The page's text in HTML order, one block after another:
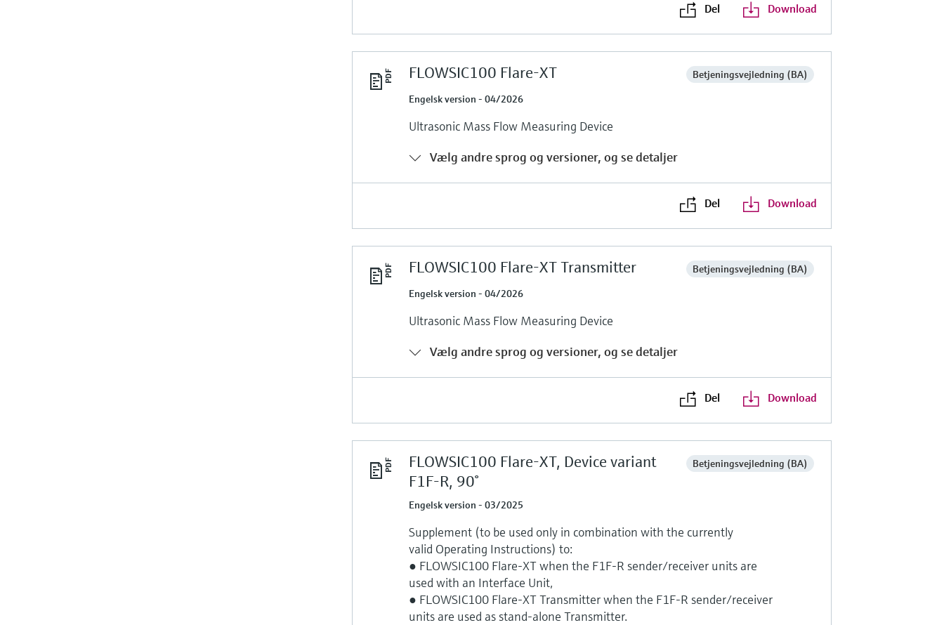
Del Download
FLOWSIC100 Flare-XT
Betjeningsvejledning (BA)
Engelsk version - 04/2026
Ultrasonic Mass Flow Measuring Device
Vælg andre sprog og versioner, og se detaljer
Del Download
FLOWSIC100 Flare-XT Transmitter
Betjeningsvejledning (BA)
Engelsk version - 04/2026
Ultrasonic Mass Flow Measuring Device
Vælg andre sprog og versioner, og se detaljer
Del Download
FLOWSIC100 Flare-XT, Device variant
F1F-R, 90°
Betjeningsvejledning (BA)
Engelsk version - 03/2025
Supplement (to be used only in combination with the currently
valid Operating Instructions) to:
● FLOWSIC100 Flare-XT when the F1F-R sender/receiver units are
used with an Interface Unit,
● FLOWSIC100 Flare-XT Transmitter when the F1F-R sender/receiver
units are used as stand-alone Transmitter.